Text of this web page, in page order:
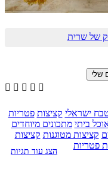
של שרית
    
ישראלי קציצות פטריות
ביתי מתכונים מיוחדים
קציצות מטוגנות קציצות
פטריות
הצג עוד תגיות